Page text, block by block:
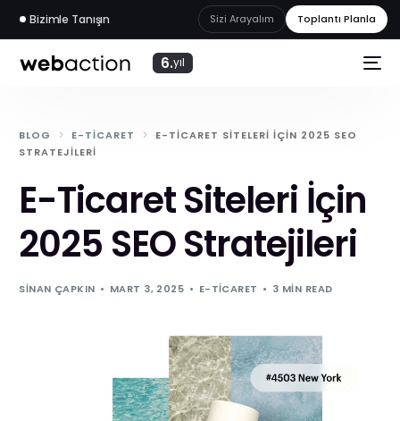
Bizimle Tanışın Sizi Arayalım Toplantı Planla
6.yıl
BLOG E-TICARET
E-TICARET SITELERI İÇIN 2025 SEO
STRATEJILERI
E-Ticaret Siteleri İçin
2025 SEO Stratejileri
SINAN ÇAPKIN MART 3, 2025 E-TICARET 3 MIN READ